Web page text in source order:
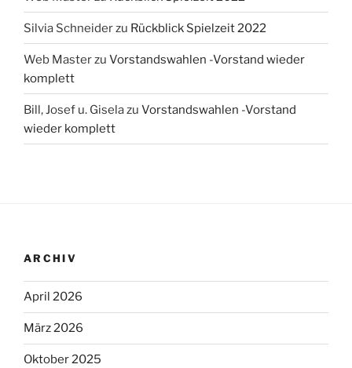
Silvia Schneiderzu Rückblick Spielzeit 2022
Web Masterzu Vorstandswahlen -Vorstand wieder
komplett
Bill, Josef u. Giselazu Vorstandswahlen -Vorstand
wieder komplett
ARCHIV
April 2026
März 2026
Oktober 2025